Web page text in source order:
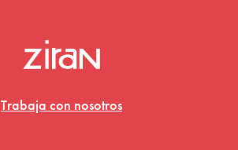
Trabaja con nosotros